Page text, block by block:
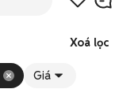
Xoá lọc
Giá